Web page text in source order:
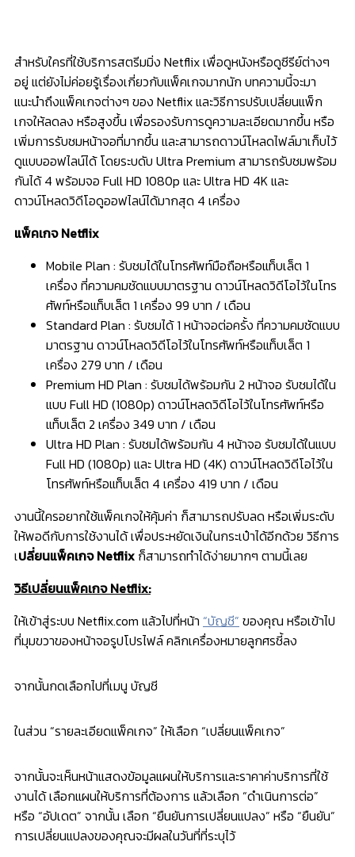
สำหรับใครที่ใช้บริการสตรีมมิ่ง Netflix เพื่อดูหนังหรือดูซีรีย์ต่างๆ
อยู่ แต่ยังไม่ค่อยรู้เรื่องเกี่ยวกับแพ็คเกจมากนัก บทความนี้จะมา
แนะนำถึงแพ็คเกจต่างๆ ของ Netflix และวิธีการปรับเปลี่ยนแพ็ก
เกจให้ลดลง หรือสูงขึ้น เพื่อรองรับการดูความละเอียดมากขึ้น หรือ
เพิ่มการรับชมหน้าจอที่มากขึ้น และสามารถดาวน์โหลดไฟล์มาเก็บไว้
ดูแบบออฟไลน์ได้ โดยระบดับ Ultra Premium สามารถรับชมพร้อม
กันได้ 4 พร้อมจอ Full HD 1080p และ Ultra HD 4K และ
ดาวน์โหลดวิดีโอดูออฟไลน์ได้มากสุด 4 เครื่อง
แพ็คเกจ Netflix
Mobile Plan : รับชมได้ในโทรศัพท์มือถือหรือแท็บเล็ต 1
เครื่อง ที่ความคมชัดแบบมาตรฐาน ดาวน์โหลดวิดีโอไว้ในโทร
ศัพท์หรือแท็บเล็ต 1 เ⁠ค⁠รื่⁠อ⁠ง 99 บาท / เดือน
Standard Plan : รับชมได้ 1 หน้าจอต่อครั้ง ที่ความคมชัดแบบ
มาตรฐาน ดาวน์โหลดวิดีโอไว้ในโทรศัพท์หรือแท็บเล็ต 1
เ⁠ค⁠รื่⁠อ⁠ง 279 บาท / เดือน
Premium HD Plan : รับชมได้พร้อมกัน 2 หน้าจอ รับชมได้ใน
แบบ Full HD (1080p) ดาวน์โหลดวิดีโอไว้ในโทรศัพท์หรือ
แท็บเล็ต 2 เครื่อง 349 บาท / เดือน
Ultra HD Plan : รับชมได้พร้อมกัน 4 หน้าจอ รับชมได้ในแบบ
Full HD (1080p) และ Ultra HD (4K) ดาวน์โหลดวิดีโอไว้ใน
โทรศัพท์หรือแท็บเล็ต 4 เครื่อง 419 บาท / เดือน
งานนี้ใครอยากใช้แพ็คเกจให้คุ้มค่า ก็สามารถปรับลด หรือเพิ่มระดับ
ให้พอดีกับการใช้งานได้ เพื่อประหยัดเงินในกระเป๋าได้อีกด้วย วิธีการ
เปลี่ยนแพ็คเกจ Netflix ก็สามารถทำได้ง่ายมากๆ ตามนี้เลย
วิธีเปลี่ยนแพ็คเกจ Netflix:
ให้เข้าสู่ระบบ Netflix.com แล้วไปที่หน้า “บัญชี” ของคุณ หรือเข้าไป
ที่มุมขวาของหน้าจอรูปโปรไฟล์ คลิกเครื่องหมายลูกศรชี้ลง
จากนั้นกดเลือกไปที่เมนู บัญชี
ในส่วน “รายละเอียดแพ็คเกจ”ให้เลือก “เปลี่ยนแพ็คเกจ”
จากนั้นจะเห็นหน้าแสดงข้อมูลแผนให้บริการและราคาค่าบริการที่ใช้
งานได้ เลือกแผนให้บริการที่ต้องการ แล้วเลือก “ดำเนินการต่อ”
หรือ “อัปเดต” จากนั้น เลือก “ยืนยันการเปลี่ยนแปลง” หรือ “ยืนยัน”
การเปลี่ยนแปลงของคุณจะมีผลในวันที่ที่ระบุไว้